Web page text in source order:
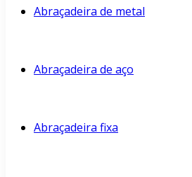
Abraçadeira de metal
Abraçadeira de aço
Abraçadeira fixa